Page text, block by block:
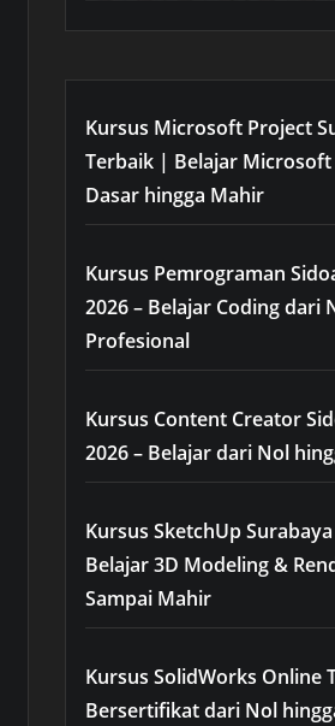
Kursus Microsoft Project
Terbaik | Belajar
Dasar hingga Mahir
Kursus Pemrograman
2026 – Belajar Coding dari
Profesional
Kursus Content Creator
2026 – Belajar dari Nol
Kursus SketchUp
Belajar 3D Modeling &
Sampai Mahir
Kursus SolidWorks Online
Bersertifikat dari Nol